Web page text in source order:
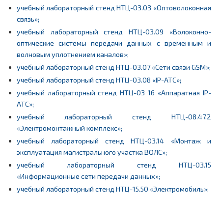
учебный лабораторный стенд НТЦ-03.03 «Оптоволоконная
связь»;
учебный лабораторный стенд НТЦ-03.09 «Волоконно-
оптические системы передачи данных с временным и
волновым уплотнением каналов»;
учебный лабораторный стенд НТЦ-03.07 «Сети связи GSM»;
учебный лабораторный стенд НТЦ-03.08 «IP-АТС»;
учебный лабораторный стенд НТЦ-03 16 «Аппаратная IP-
АТС»;
учебный лабораторный стенд НТЦ-08.47.2
«Электромонтажный комплекс»;
учебный лабораторный стенд НТЦ-03.14 «Монтаж и
эксплуатация магистрального участка ВОЛС»;
учебный лабораторный стенд НТЦ-03.15
«Информационные сети передачи данных»;
учебный лабораторный стенд НТЦ-15.50 «Электромобиль»;